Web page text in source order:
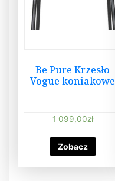
Be Pure Krzesło
Vogue koniakowe
1 099,00zł
Zobacz